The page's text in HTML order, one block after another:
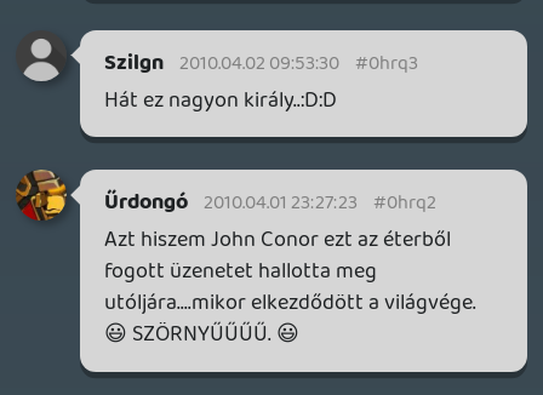
Nem tudom, elég megbízthatatlan a
majom, nehezen lehet rávenni bármire is.
Most lesz dolga, mert jövő héten lesz
nyereményjátékunk, én azt szeretem, ha
dolgozik, nem a baromságait
audionaplózza.
ps: azt üzeni, hogy akinek nem tetszett, azt
felírta a listájára. Akinek tetszett, azokat is,
mert biztos hazudnak.
rolmanus 2010.04.01 18:08:12
toth871006 2010.04.01 18:45:53 #0hrpv